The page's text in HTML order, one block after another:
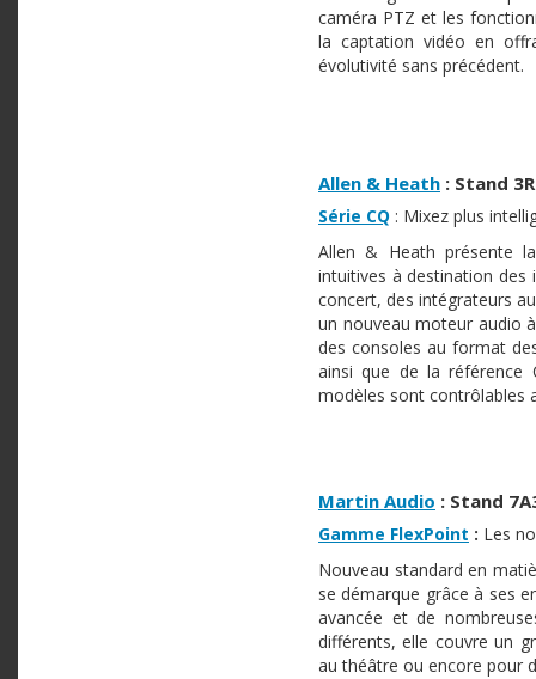
caméra PTZ et les
la captation vidéo en
évolutivité sans précédent.
Allen & Heath : Stand
Série CQ : Mixez plus
Allen & Heath présente
intuitives à destination des
concert, des intégrateurs
un nouveau moteur audio
des consoles au format
ainsi que de la référence
modèles sont contrôlables
Martin Audio : Stand
Gamme FlexPoint : Les
Nouveau standard en
se démarque grâce à ses
avancée et de
différents, elle couvre un
au théâtre ou encore pour